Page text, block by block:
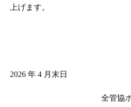
上げます。
2026 年 4 月末日
全管協